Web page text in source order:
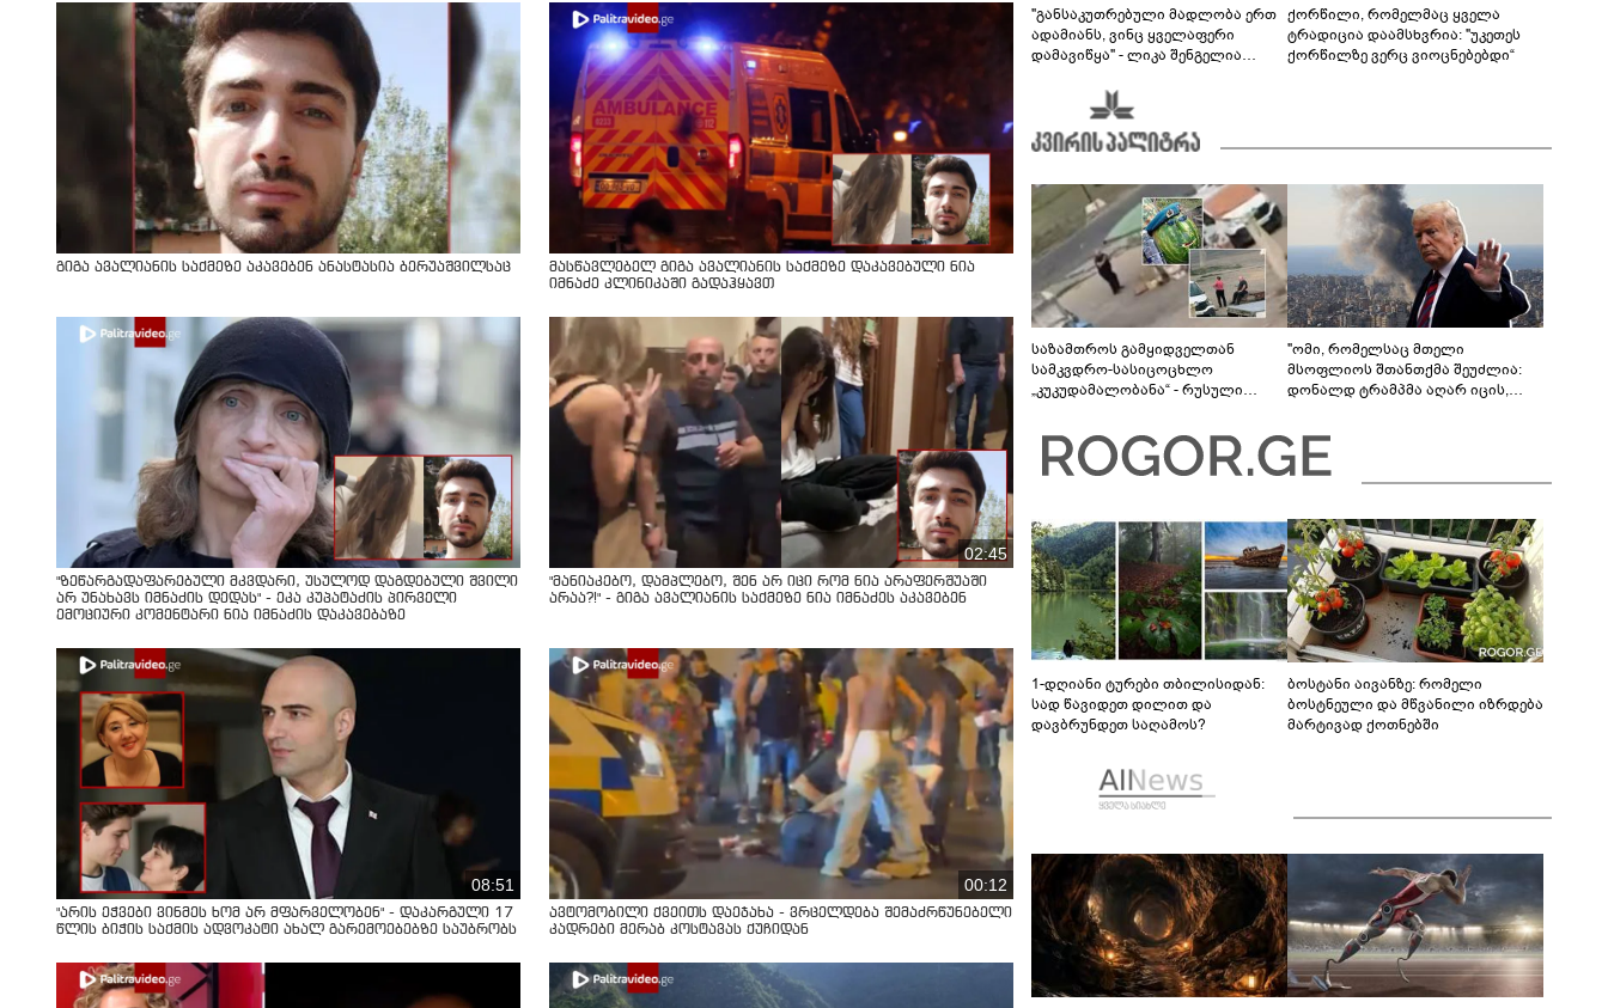
გიგა ავალიანის საქმეზე აკავებენ ანასტასია ბერუაშვილსაც
მასწავლებელ გიგა ავალიანის საქმეზე დაკავებული ნია
იმნაძე კლინიკაში გადაჰყავთ
"ზეწარგადაფარებული მკვდარი, უსულოდ დაგდებული შვილი
არ უნახავს იმნაძის დედას" - ეკა კუპატაძის პირველი
ემოციური კომენტარი ნია იმნაძის დაკავებაზე
02:45
"მანიაკებო, დამპლებო, შენ არ იცი რომ ნია არაფერშუაში
არაა?!" - გიგა ავალიანის საქმეზე ნია იმნაძეს აკავებენ
08:51
"არის ეჭვები ვინმეს ხომ არ მფარველობენ" - დაკარგული 17
წლის ბიჭის საქმის ადვოკატი ახალ გარემოებებზე საუბრობს
00:12
ავტომობილი ქვეითს დაეჯახა - ვრცელდება შემაძრწუნებელი
კადრები მერაბ კოსტავას ქუჩიდან
"განსაკუთრებული მადლობა ერთ
ადამიანს, ვინც ყველაფერი
დამავიწყა" - ლიკა შენგელია
ქორწილი, რომელმაც ყველა
ტრადიცია დაამსხვრია: "უკეთეს
ქორწილზე ვერც ვიოცნებებდი“
საზამთროს გამყიდველთან
სამკვდრო-სასიცოცხლო
„კუკუდამალობანა“ - რუსული
"ომი, რომელსაც მთელი
მსოფლიოს შთანთქმა შეუძლია:
დონალდ ტრამპმა აღარ იცის,
1-დღიანი ტურები თბილისიდან:
სად წავიდეთ დილით და
დავბრუნდეთ საღამოს?
ბოსტანი აივანზე: რომელი
ბოსტნეული და მწვანილი იზრდება
მარტივად ქოთნებში